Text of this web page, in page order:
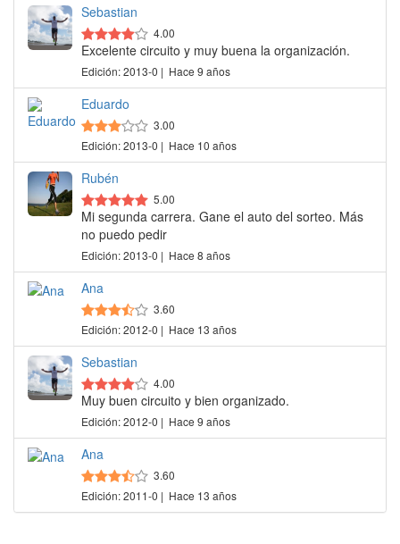
Sebastian
4.00
Excelente circuito y muy buena la organización.
Edición: 2013-0 | Hace 9 años
Eduardo
3.00
Edición: 2013-0 | Hace 10 años
Rubén
5.00
Mi segunda carrera. Gane el auto del sorteo. Más
no puedo pedir
Edición: 2013-0 | Hace 8 años
Ana
3.60
Edición: 2012-0 | Hace 13 años
Sebastian
4.00
Muy buen circuito y bien organizado.
Edición: 2012-0 | Hace 9 años
Ana
3.60
Edición: 2011-0 | Hace 13 años